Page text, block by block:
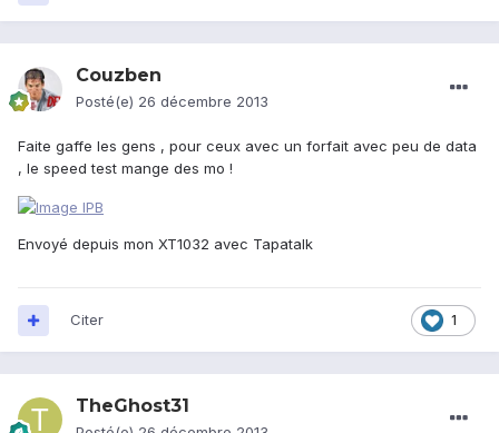
Couzben
Posté(e) 26 décembre 2013
Faite gaffe les gens , pour ceux avec un forfait avec peu de data
, le speed test mange des mo !
Envoyé depuis mon XT1032 avec Tapatalk
1
Citer
TheGhost31